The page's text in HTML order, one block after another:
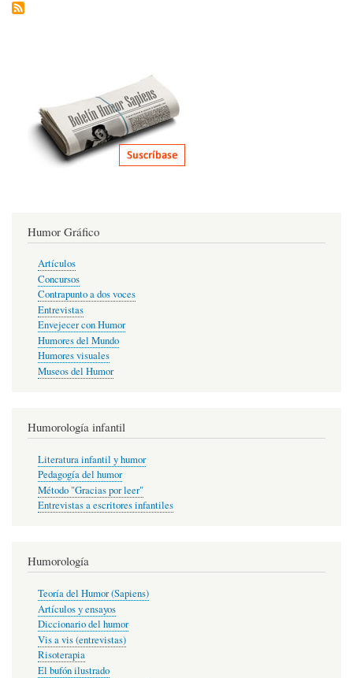
Humor Gráfico
Artículos
Concursos
Contrapunto a dos voces
Entrevistas
Envejecer con Humor
Humores del Mundo
Humores visuales
Museos del Humor
Humorología infantil
Literatura infantil y humor
Pedagogía del humor
Método "Gracias por leer"
Entrevistas a escritores infantiles
Humorología
Teoría del Humor (Sapiens)
Artículos y ensayos
Diccionario del humor
Vis a vis (entrevistas)
Risoterapia
El bufón ilustrado